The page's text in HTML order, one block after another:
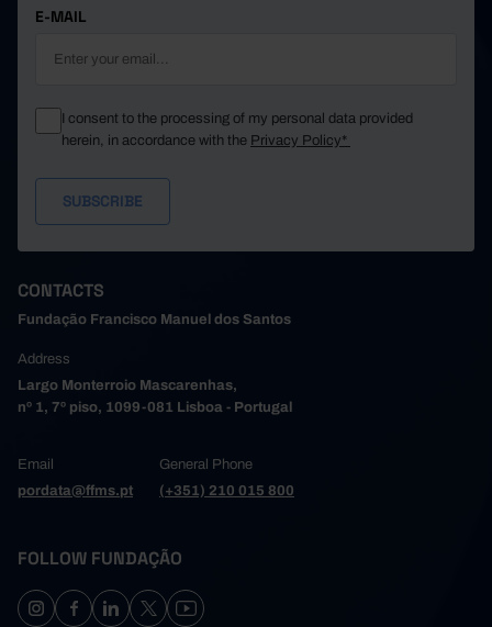
E-MAIL
I consent to the processing of my personal data provided
herein, in accordance with the Privacy Policy*
CONTACTS
Fundação Francisco Manuel dos Santos
Address
Largo Monterroio Mascarenhas,
nº 1, 7º piso, 1099-081 Lisboa - Portugal
Email
pordata@ffms.pt
General Phone
(+351) 210 015 800
FOLLOW FUNDAÇÃO